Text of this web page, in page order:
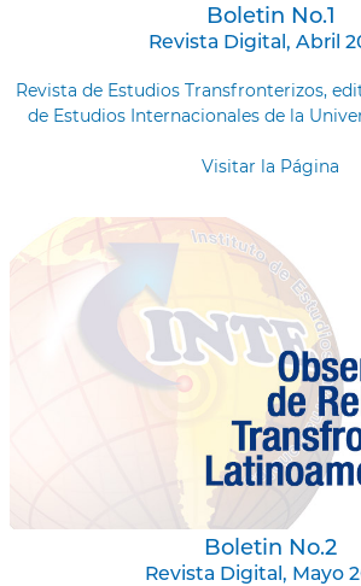
Boletin No.1
Revista Digital, Abril
Revista de Estudios Transfronterizos,
de Estudios Internacionales de la
Visitar la Página
Boletin No.2
Revista Digital, Mayo